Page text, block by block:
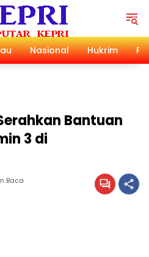
Nasional Hukrim
Bantuan
3 di
Baca